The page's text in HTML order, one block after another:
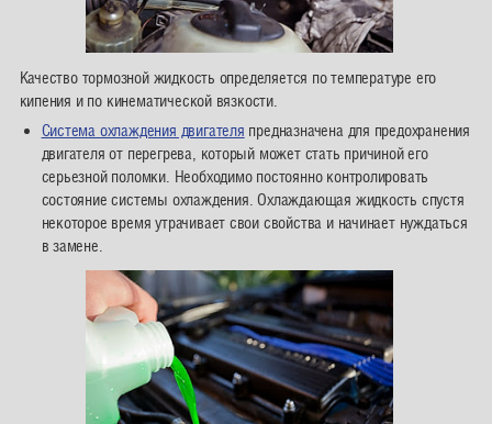
Качество тормозной жидкость определяется по температуре его
кипения и по кинематической вязкости.
Система охлаждения двигателя предназначена для предохранения
двигателя от перегрева, который может стать причиной его
серьезной поломки. Необходимо постоянно контролировать
состояние системы охлаждения. Охлаждающая жидкость спустя
некоторое время утрачивает свои свойства и начинает нуждаться
в замене.